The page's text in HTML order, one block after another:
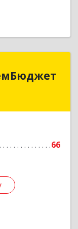
66